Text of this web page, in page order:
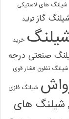
شیلنگ های لاستیکی
گاز تولید
خرید
صنعتی درجه
شیلنگ تفلون فشار قوی
شیلنگ فلزی
شیلنگ های
09129586863